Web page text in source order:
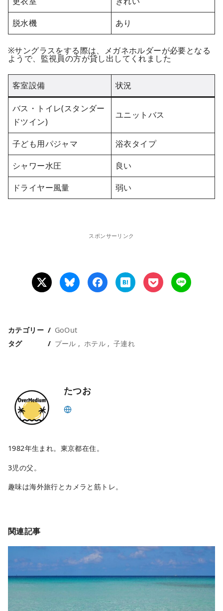
脱水機
あり
※サングラスをする際は、メガネホルダーが必要となる
ようで、監視員の方が貸し出してくれました
客室設備 状況
バス・トイレ(スタンダー
ドツイン)
ユニットバス
子ども用パジャマ
浴衣タイプ
シャワー水圧
良い
ドライヤー風量
弱い
スポンサーリンク
カテゴリー
GoOut
タグ
プール ホテル 子連れ
たつお
1982年生まれ。東京都在住。
3児の父。
趣味は海外旅行とカメラと筋トレ。
関連記事